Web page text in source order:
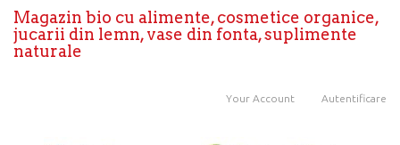
Magazin bio cu alimente, cosmetice organice,
jucarii din lemn, vase din fonta, suplimente
naturale
Autentificare
Your Account